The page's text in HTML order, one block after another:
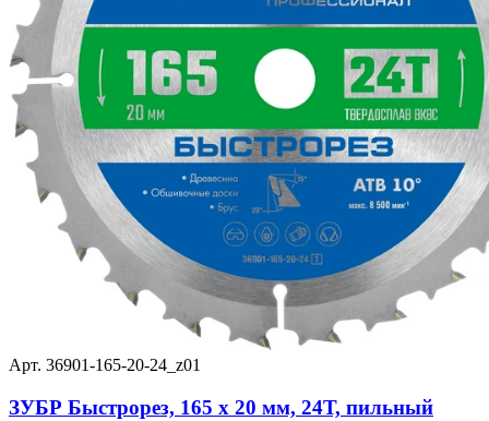
Арт. 36901-165-20-24_z01
ЗУБР Быстрорез, 165 x 20 мм, 24Т, пильный